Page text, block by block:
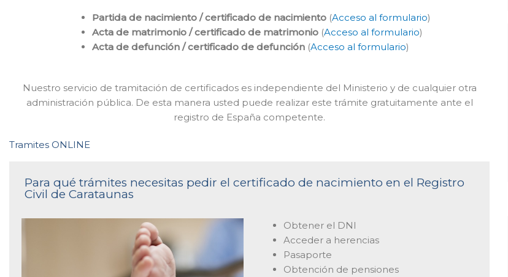
Partida de nacimiento / certificado de nacimiento (Acceso al formulario)
Acta de matrimonio / certificado de matrimonio (Acceso al formulario)
Acta de defunción / certificado de defunción (Acceso al formulario)
Nuestro servicio de tramitación de certificados es independiente del Ministerio y de cualquier otra
administración pública. De esta manera usted puede realizar este trámite gratuitamente ante el
registro de España competente.
Tramites ONLINE
Para qué trámites necesitas pedir el certificado de nacimiento en el Registro
Civil de Carataunas
Obtener el DNI
Acceder a herencias
Pasaporte
Obtención de pensiones